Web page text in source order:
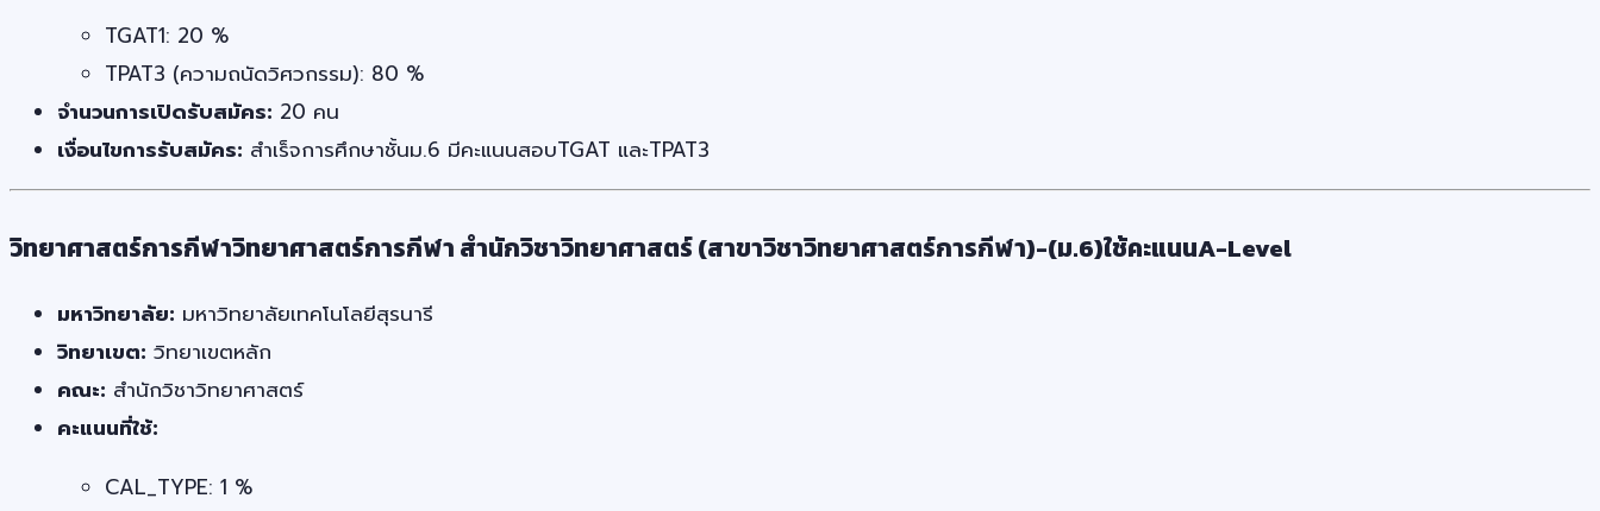
TGAT1: 20 %
TPAT3 (ความถนัดวิศวกรรม): 80 %
จำนวนการเปิดรับสมัคร: 20 คน
เงื่อนไขการรับสมัคร: สำเร็จการศึกษาชั้นม.6 มีคะแนนสอบTGAT และTPAT3
วิทยาศาสตร์การกีฬาวิทยาศาสตร์การกีฬา สำนักวิชาวิทยาศาสตร์ (สาขาวิชาวิทยาศาสตร์การกีฬา)-(ม.6)ใช้คะแนนA-Level
มหาวิทยาลัย: มหาวิทยาลัยเทคโนโลยีสุรนารี
วิทยาเขต: วิทยาเขตหลัก
คณะ: สำนักวิชาวิทยาศาสตร์
คะแนนที่ใช้:
CAL_TYPE: 1 %